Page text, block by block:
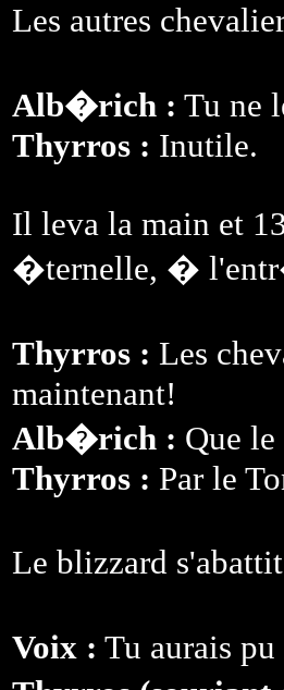
Les autres
Alb�rich : Tu ne
Thyrros : Inutile.
Il leva la main et
�ternelle, �
Thyrros : Les
maintenant!
Alb�rich : Que
Thyrros : Par le
Le blizzard
Voix : Tu aurais